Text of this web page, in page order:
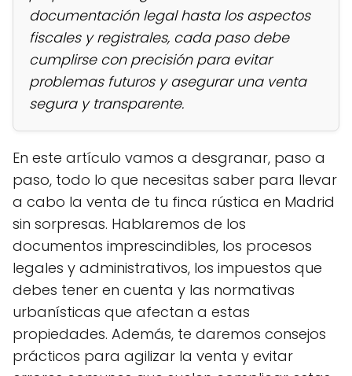
documentación legal hasta los aspectos
fiscales y registrales, cada paso debe
cumplirse con precisión para evitar
problemas futuros y asegurar una venta
segura y transparente.
En este artículo vamos a desgranar, paso a
paso, todo lo que necesitas saber para llevar
a cabo la venta de tu finca rústica en Madrid
sin sorpresas. Hablaremos de los
documentos imprescindibles, los procesos
legales y administrativos, los impuestos que
debes tener en cuenta y las normativas
urbanísticas que afectan a estas
propiedades. Además, te daremos consejos
prácticos para agilizar la venta y evitar